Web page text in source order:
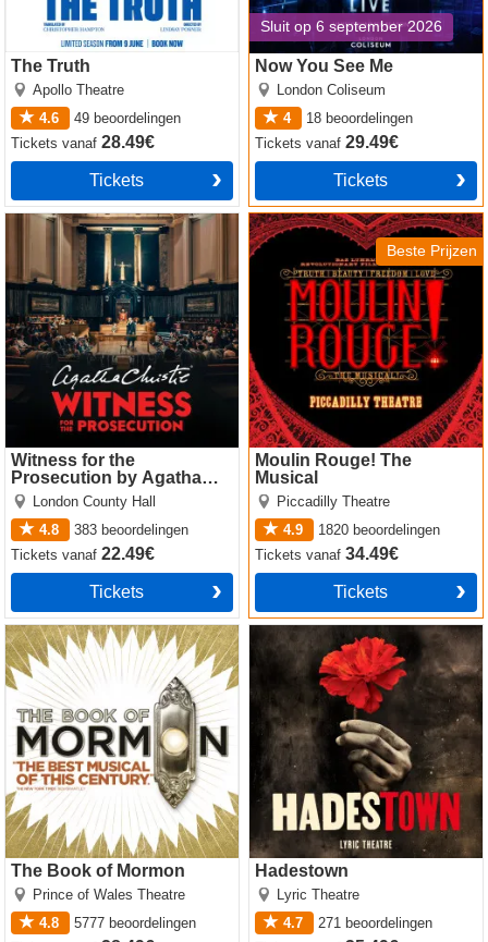
The Truth
Apollo Theatre
4.6
49 beoordelingen
Ticketsvanaf28.49€
Tickets
Sluit op 6 september 2026
Now You See Me
London Coliseum
4
18 beoordelingen
Ticketsvanaf29.49€
Tickets
Witness for the
Prosecution by Agatha
Christie
London County Hall
4.8
383 beoordelingen
Ticketsvanaf22.49€
Tickets
Witness for the Prosecution
by Agatha Christie
Beste Prijzen
Moulin Rouge! The
Musical
Piccadilly Theatre
4.9
1820 beoordelingen
Ticketsvanaf34.49€
Tickets
Moulin Rouge! The Musical
The Book of Mormon
Prince of Wales Theatre
4.8
5777 beoordelingen
The Book of Mormon
Hadestown
Lyric Theatre
4.7
271 beoordelingen
Hadestown